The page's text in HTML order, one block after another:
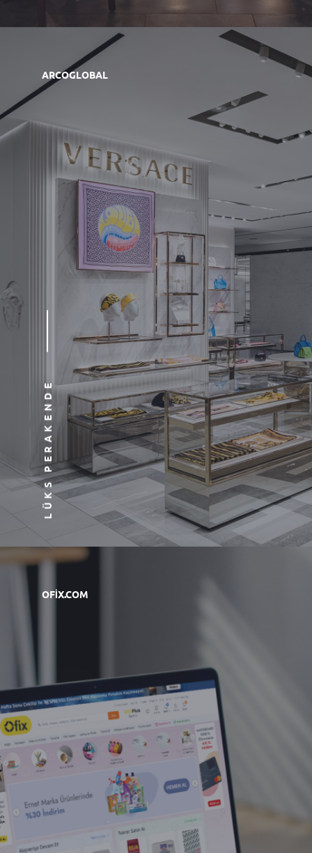
ARCOGLOBAL
LÜKS PERAKENDE
OFIX.COM